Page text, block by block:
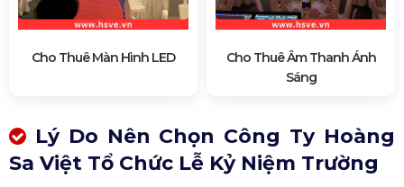
Cho Thuê Màn Hình LED
Cho Thuê Âm Thanh Ánh
Sáng
Lý Do Nên Chọn Công Ty Hoàng
Sa Việt Tổ Chức Lễ Kỷ Niệm Trường